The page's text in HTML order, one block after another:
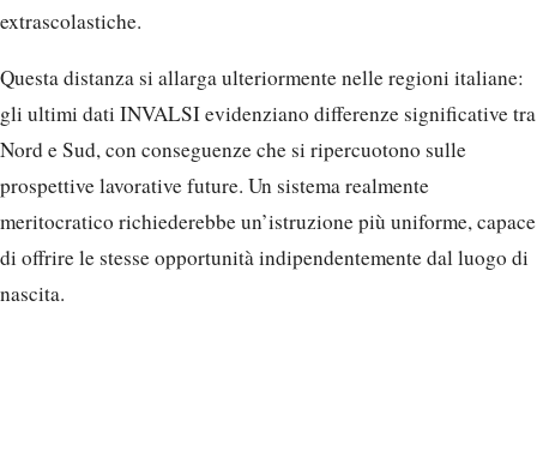
extrascolastiche.
Questa distanza si allarga ulteriormente nelle regioni italiane:
gli ultimi dati INVALSI evidenziano differenze significative tra
Nord e Sud, con conseguenze che si ripercuotono sulle
prospettive lavorative future. Un sistema realmente
meritocratico richiederebbe un’istruzione più uniforme, capace
di offrire le stesse opportunità indipendentemente dal luogo di
nascita.